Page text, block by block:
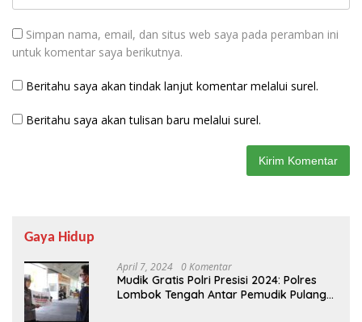
Simpan nama, email, dan situs web saya pada peramban ini
untuk komentar saya berikutnya.
Beritahu saya akan tindak lanjut komentar melalui surel.
Beritahu saya akan tulisan baru melalui surel.
Gaya Hidup
April 7, 2024 0 Komentar
Mudik Gratis Polri Presisi 2024: Polres
Lombok Tengah Antar Pemudik Pulang